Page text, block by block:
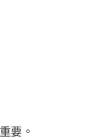
要。